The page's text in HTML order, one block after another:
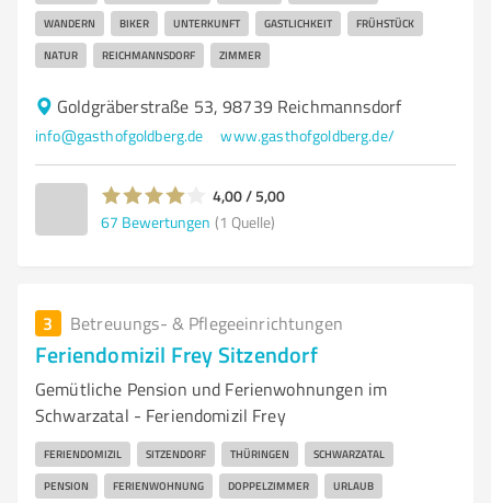
WANDERN BIKER UNTERKUNFT GASTLICHKEIT FRÜHSTÜCK
NATUR REICHMANNSDORF ZIMMER
Goldgräberstraße 53, 98739 Reichmannsdorf
info@gasthofgoldberg.de www.gasthofgoldberg.de/
4,00 / 5,00
67 Bewertungen (1 Quelle)
3 Betreuungs- & Pflegeeinrichtungen
Feriendomizil Frey Sitzendorf
Gemütliche Pension und Ferienwohnungen im
Schwarzatal - Feriendomizil Frey
FERIENDOMIZIL SITZENDORF THÜRINGEN SCHWARZATAL
PENSION FERIENWOHNUNG DOPPELZIMMER URLAUB